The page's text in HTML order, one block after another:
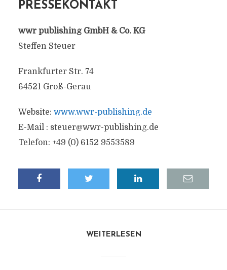
PRESSEKONTAKT
wwr publishing GmbH & Co. KG
Steffen Steuer
Frankfurter Str. 74
64521 Groß-Gerau
Website: www.wwr-publishing.de
E-Mail : steuer@wwr-publishing.de
Telefon: +49 (0) 6152 9553589
WEITERLESEN